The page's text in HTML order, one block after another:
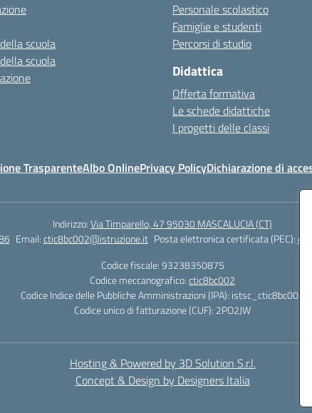
scuola
scuola
Personale scolastico
Famiglie e studenti
Percorsi di studio
Didattica
Offerta formativa
Le schede didattiche
I progetti delle classi
TrasparenteAlbo OnlinePrivacy PolicyDichiarazione di
Indirizzo:Via Timparello, 47 95030 MASCALUCIA (CT)
Email:ctic8bc002@istruzione.it Posta elettronica certificata (PEC):
Codice fiscale: 93238350875
Codice meccanografico:ctic8bc002
Codice Indice delle Pubbliche Amministrazioni (IPA): istsc_ctic8bc002
Codice unico di fatturazione (CUF): 2PO2JW
Hosting & Powered by 3D Solution S.r.l.
Concept & Design by Designers Italia